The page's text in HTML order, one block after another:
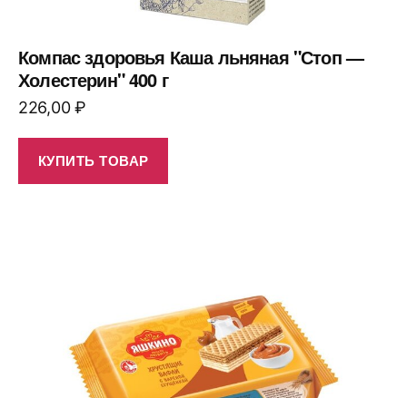
Компас здоровья Каша льняная "Стоп —
Холестерин" 400 г
226,00₽
КУПИТЬ ТОВАР